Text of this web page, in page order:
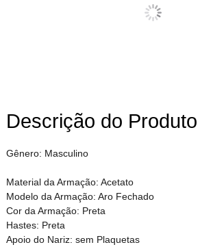
Descrição do Produto
Gênero: Masculino
Material da Armação: Acetato
Modelo da Armação: Aro Fechado
Cor da Armação: Preta
Hastes: Preta
Apoio do Nariz: sem Plaquetas